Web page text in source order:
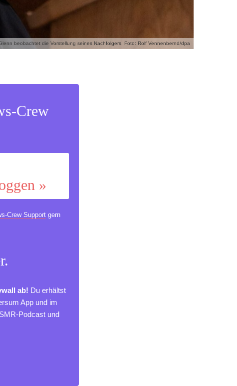
beobachtet die Vorstellung seines Nachfolgers. Foto: Rolf Vennenbernd/dpa
Crew
»
Crew Supportgern
ab! Du erhältst
App und im
Podcast und